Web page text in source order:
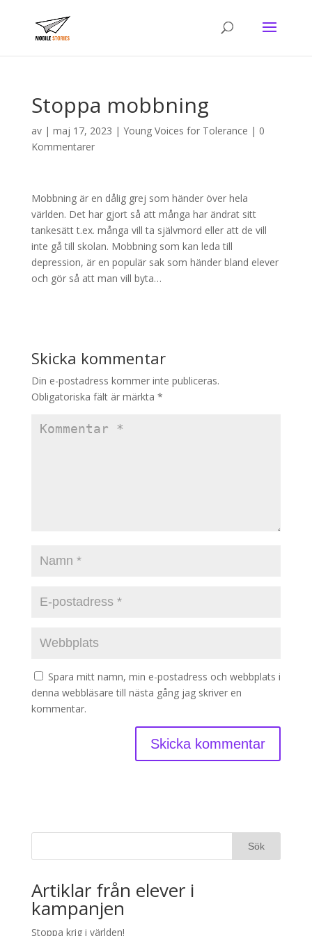
Stoppa mobbning
av | maj 17, 2023 | Young Voices for Tolerance | 0
Kommentarer
Mobbning är en dålig grej som händer över hela
världen. Det har gjort så att många har ändrat sitt
tankesätt t.ex. många vill ta självmord eller att de vill
inte gå till skolan. Mobbning som kan leda till
depression, är en populär sak som händer bland elever
och gör så att man vill byta…
Skicka kommentar
Din e-postadress kommer inte publiceras.
Obligatoriska fält är märkta *
Spara mitt namn, min e-postadress och webbplats i
denna webbläsare till nästa gång jag skriver en
kommentar.
Artiklar från elever i
kampanjen
Stoppa krig i världen!